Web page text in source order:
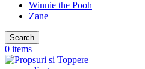
Winnie the Pooh
Zane
Search
0 items